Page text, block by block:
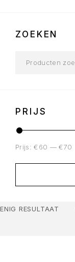
ZOEKEN
PRIJS
Prijs:€60 —€70
ENIG RESULTAAT